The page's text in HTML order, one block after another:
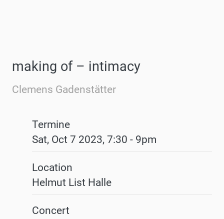
making of – intimacy
Clemens Gadenstätter
Termine
Sat, Oct 7 2023, 7:30 - 9pm
Location
Helmut List Halle
Concert